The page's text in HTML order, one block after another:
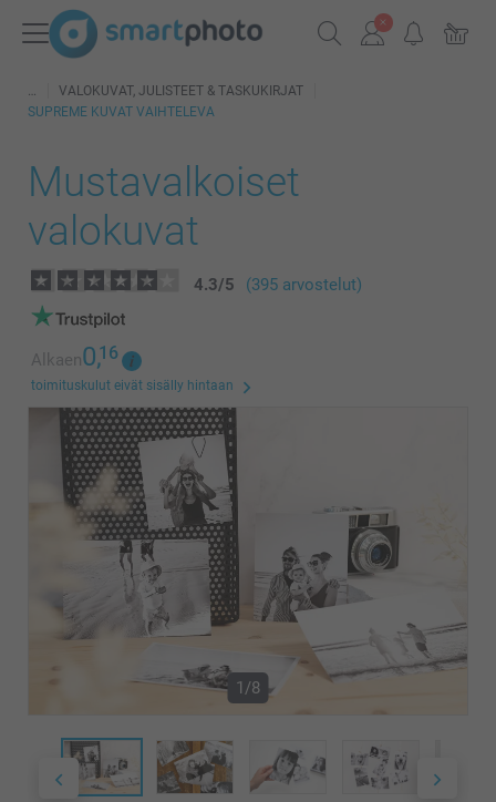
VALOKUVAT, JULISTEET & TASKUKIRJAT
SUPREME KUVAT VAIHTELEVA
Mustavalkoiset
valokuvat
4.3/5 (395 arvostelut)
Alkaen0,16
toimituskulut eivät sisälly hintaan
1/8